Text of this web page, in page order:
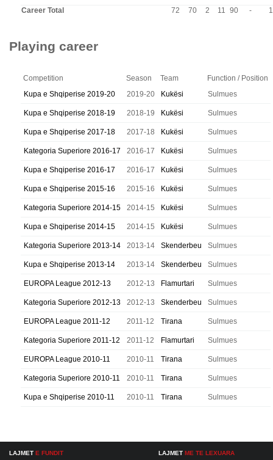
Career Total
72 70 2 11 90 -
Playing career
Competition Season Team
Function / Position
Kupa e Shqiperise 2019-20
2019-20 Kukësi Sulmues
Kupa e Shqiperise 2018-19 2018-19 Kukësi Sulmues
Kupa e Shqiperise 2017-18 2017-18 Kukësi Sulmues
Kategoria Superiore 2016-17 2016-17 Kukësi Sulmues
Kupa e Shqiperise 2016-17 2016-17 Kukësi Sulmues
Kupa e Shqiperise 2015-16 2015-16 Kukësi Sulmues
Kategoria Superiore 2014-15 2014-15 Kukësi Sulmues
Kupa e Shqiperise 2014-15 2014-15 Kukësi Sulmues
Kategoria Superiore 2013-14 2013-14 Skenderbeu Sulmues
Kupa e Shqiperise 2013-14 2013-14 Skenderbeu Sulmues
EUROPA League 2012-13 2012-13 Flamurtari Sulmues
Kategoria Superiore 2012-13 2012-13 Skenderbeu Sulmues
EUROPA League 2011-12 2011-12 Tirana Sulmues
Kategoria Superiore 2011-12 2011-12 Flamurtari Sulmues
EUROPA League 2010-11 2010-11 Tirana Sulmues
Kategoria Superiore 2010-11 2010-11 Tirana Sulmues
Kupa e Shqiperise 2010-11 2010-11 Tirana Sulmues
LAJMET E FUNDIT LAJMET ME TE LEXUARA